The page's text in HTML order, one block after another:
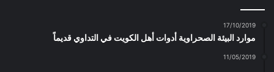
17/10/2019
موارد البيئة الصحراوية أدوات أهل الكويت في التداوي قديماً
11/05/2019